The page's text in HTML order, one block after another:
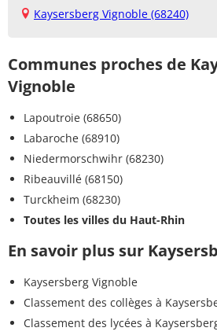
Kaysersberg Vignoble (68240)
Communes proches de
Vignoble
Lapoutroie (68650)
Labaroche (68910)
Niedermorschwihr (68230)
Ribeauvillé (68150)
Turckheim (68230)
Toutes les villes du Haut-Rhin
En savoir plus sur
Kaysersberg Vignoble
Classement des collèges à
Classement des lycées à